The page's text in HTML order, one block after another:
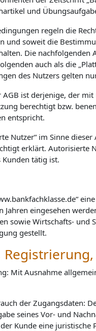
und
regeln die
und soweit die
Die
auch als die
des Nutzers gelten
AGB ist derjenige, der mit
berechtigt bzw.
entspricht.
Nutzer“ im Sinne
erklärt. Autorisierte
tätig ist.
Jahren eingesehen
sowie Wirtschafts-
gestellt.
Mit Ausnahme
der Zugangsdaten:
seines Vor- und
Kunde eine